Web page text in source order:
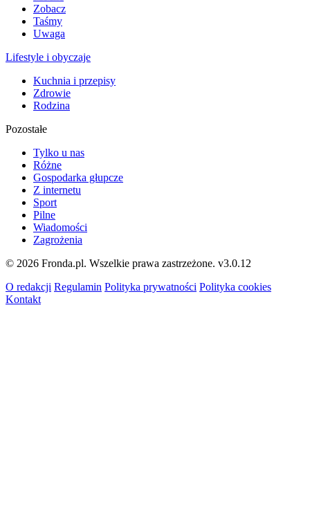
Zobacz
Taśmy
Uwaga
Lifestyle i obyczaje
Kuchnia i przepisy
Zdrowie
Rodzina
Pozostałe
Tylko u nas
Różne
Gospodarka głupcze
Z internetu
Sport
Pilne
Wiadomości
Zagrożenia
© 2026 Fronda.pl. Wszelkie prawa zastrzeżone. v3.0.12
O redakcji Regulamin Polityka prywatności Polityka cookies
Kontakt